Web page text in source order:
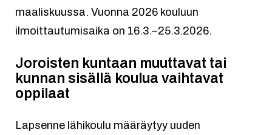
maaliskuussa. Vuonna 2026 kouluun
ilmoittautumisaika on 16.3.–25.3.2026.
Joroisten kuntaan muuttavat tai
kunnan sisällä koulua vaihtavat
oppilaat
Lapsenne lähikoulu määräytyy uuden